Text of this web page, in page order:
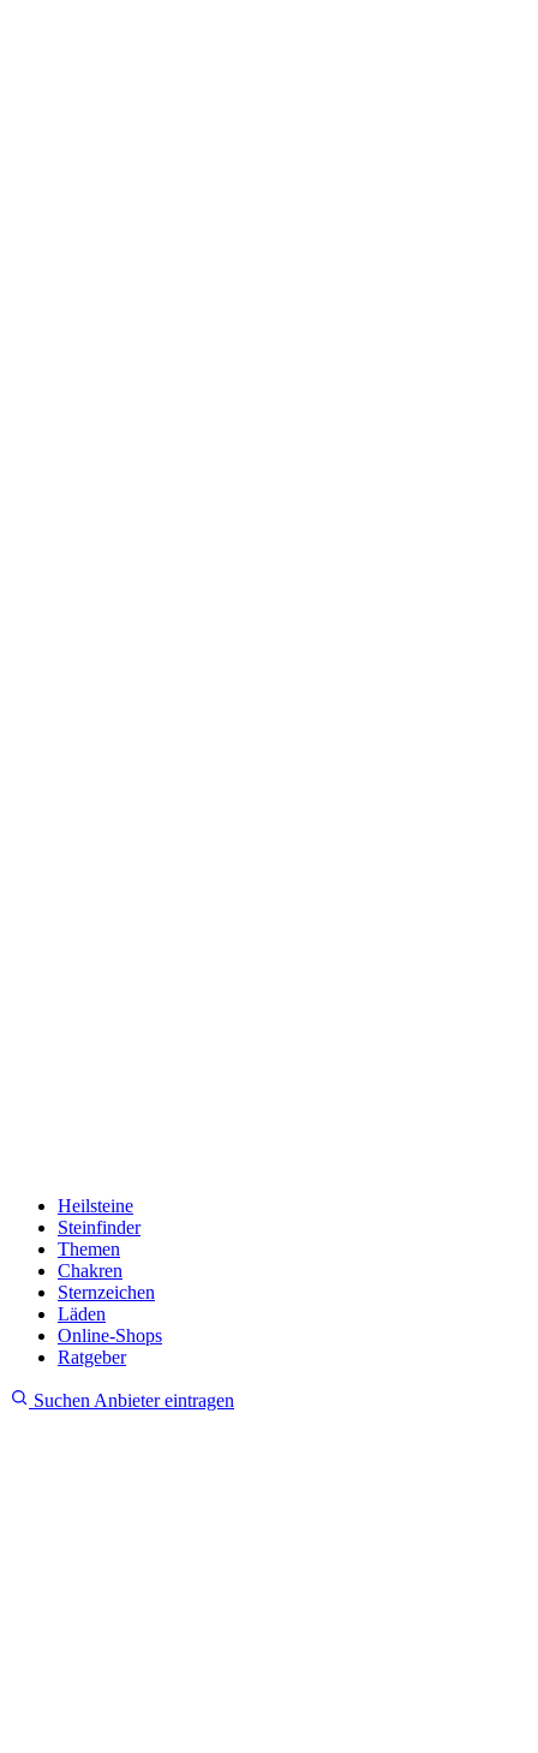
Heilsteine
Steinfinder
Themen
Chakren
Sternzeichen
Läden
Online-Shops
Ratgeber
Suchen Anbieter eintragen